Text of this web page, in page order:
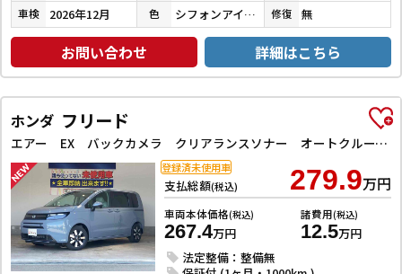
車検 2026年12月 色 シフォンアイボリーメタリック 修復 無
お問い合わせ 詳細はこちら
ホンダ フリード
エアー EX バックカメラ クリアランスソナー オートクルーズコントロール レーンアシスト 衝突被害軽減システム 両側電動スライドドア オートライト LEDヘッドランプ スマートキー 電動格納ミラー シートヒーター
支払総額(税込) 279.9万円
車両本体価格(税込)
267.4万円
諸費用(税込)
12.5万円
法定整備：整備無
登録済未使用車